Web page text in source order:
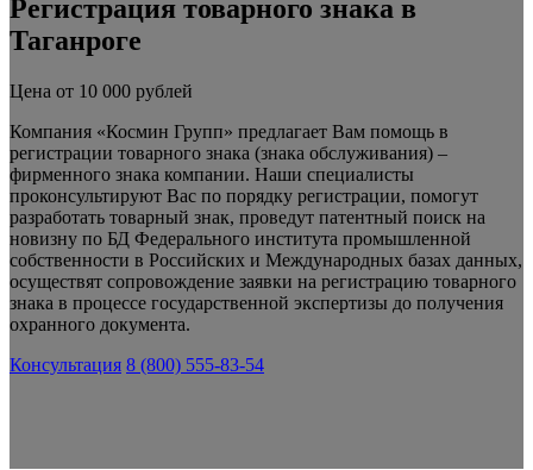
Регистрация товарного знака в
Таганроге
Цена от 10 000 рублей
Компания «Космин Групп» предлагает Вам помощь в
регистрации товарного знака (знака обслуживания) –
фирменного знака компании. Наши специалисты
проконсультируют Вас по порядку регистрации, помогут
разработать товарный знак, проведут патентный поиск на
новизну по БД Федерального института промышленной
собственности в Российских и Международных базах данных,
осуществят сопровождение заявки на регистрацию товарного
знака в процессе государственной экспертизы до получения
охранного документа.
Консультация 8 (800) 555-83-54